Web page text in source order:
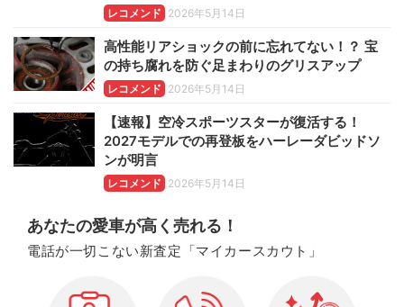
レコメンド 2026年5月14日
高性能リアショックの前に忘れてない！？ 宝
の持ち腐れを防ぐ足まわりのグリスアップ
レコメンド 2026年5月14日
【速報】空冷スポーツスターが復活する！
2027モデルでの再登板をハーレーダビッドソ
ンが明言
レコメンド 2026年5月14日
あなたの愛車が高く売れる！
電話が一切こない新査定「マイカースカウト」